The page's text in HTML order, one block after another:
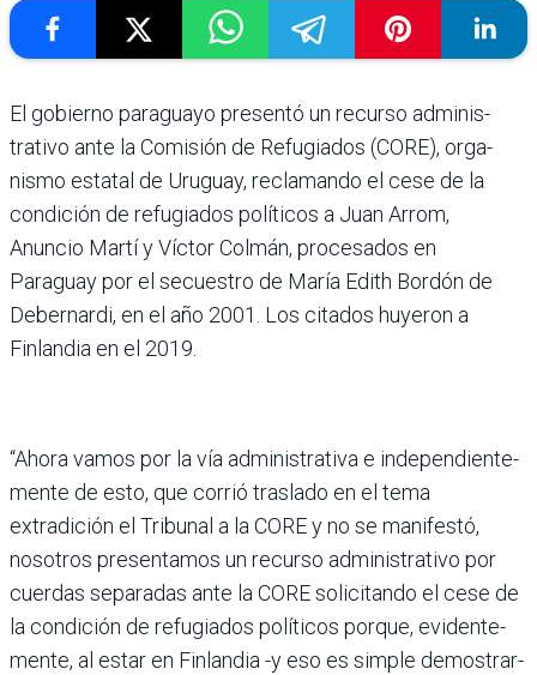
El gobierno paraguayo pre­sentó un recurso adminis­
trativo ante la Comisión de Refugiados (CORE), orga­
nismo estatal de Uruguay, reclamando el cese de la
con­dición de refugiados políticos a Juan Arrom,
Anuncio Martí y Víctor Colmán, procesados en
Paraguay por el secues­tro de María Edith Bordón de
Debernardi, en el año 2001. Los citados huyeron a
Finlan­dia en el 2019.
“Ahora vamos por la vía admi­nistrativa e independiente­
mente de esto, que corrió tras­lado en el tema
extradición el Tribunal a la CORE y no se manifestó,
nosotros presen­tamos un recurso adminis­trativo por
cuerdas separadas ante la CORE solicitando el cese de
la condición de refugia­dos políticos porque, evidente­
mente, al estar en Finlandia -y eso es simple demostrar-